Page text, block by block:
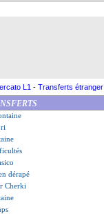
L1 - Transferts étranger
assume
dérapé
Cherki